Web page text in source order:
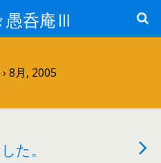
愚呑庵Ⅲ
8月, 2005
た。